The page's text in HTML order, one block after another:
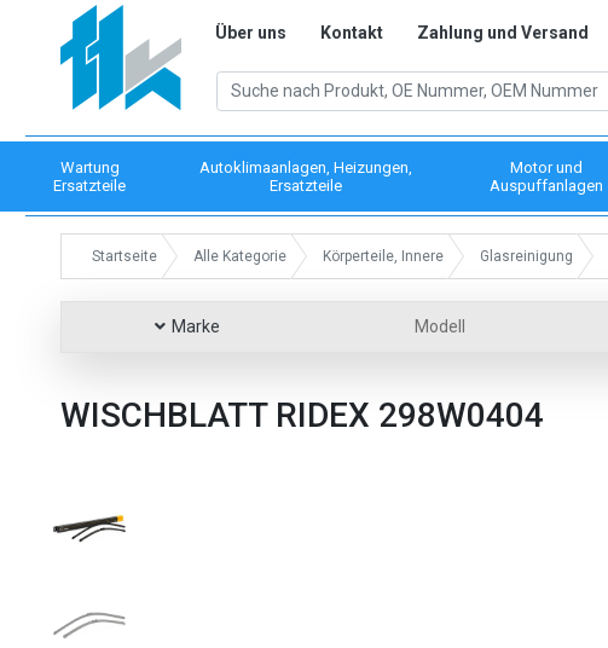
Über uns Kontakt Zahlung und Versand
Wartung
Ersatzteile
Autoklimaanlagen, Heizungen,
Ersatzteile
Motor und
Auspuffanlagen
Startseite Alle Kategorie Körperteile, Innere Glasreinigung
Marke Modell
WISCHBLATT RIDEX 298W0404